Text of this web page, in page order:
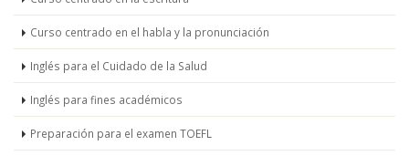
Curso centrado en el habla y la pronunciación
Inglés para el Cuidado de la Salud
Inglés para fines académicos
Preparación para el examen TOEFL